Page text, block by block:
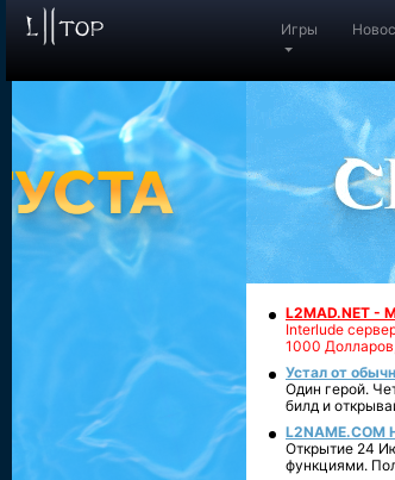
Игры
L2MAD.NET -
Interlude
1000
Устал от
Один герой.
билд и
L2NAME.COM
Открытие 24
функциями.